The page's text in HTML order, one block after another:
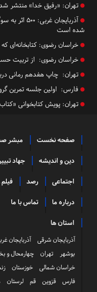
تهران: «رفیق خدا» منتشر
آذربایجان غربی:
۵۰۰ اثر
شده است
خراسان رضوی: کتابخانه‌ای که ۵۶ روزه ساخته شد
خراسان رضوی: از تربیت
تهران: چاپ هفدهم رمانی
فارس: اولین جلسه تمرین
تهران: پویش کتابخوانی
صفحه نخست مبشر
دین و اندیشه جهاد
اجتماعی رصد
درباره ما تماس با ما
استان ها
آذربایجان شرقی آذربایجان
بوشهر
تهران چهارمحال و
خراسان شمالی
خوزستان
فارس
قزوین قم لرستان